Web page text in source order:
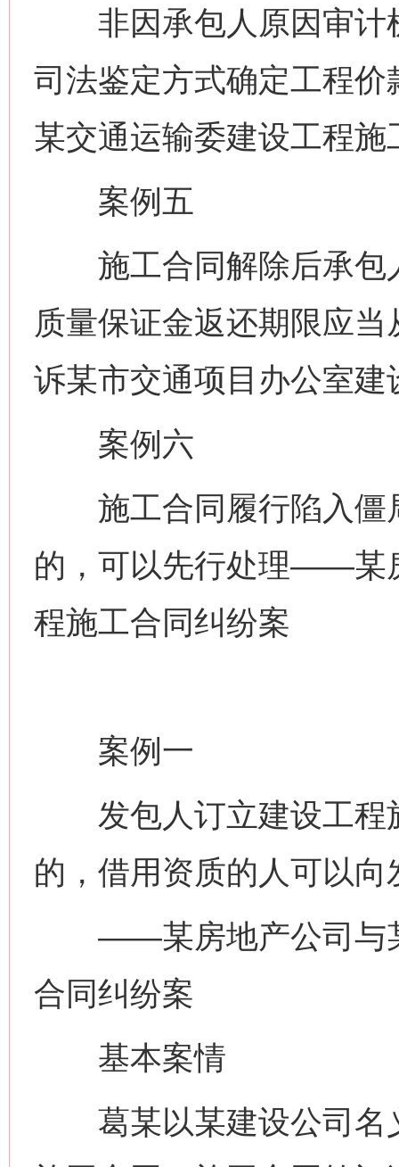
非因承包人原因审计
司法鉴定方式确定工程
某交通运输委建设工程施
案例五
施工合同解除后承包
质量保证金返还期限应
诉某市交通项目办公室
案例六
施工合同履行陷入僵
的，可以先行处理——某
程施工合同纠纷案
案例一
发包人订立建设工程
的，借用资质的人可以
——某房地产公司与某
合同纠纷案
基本案情
葛某以某建设公司名